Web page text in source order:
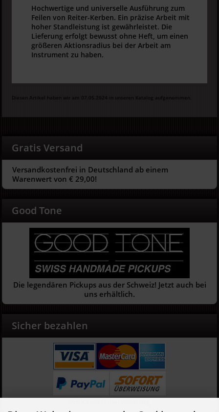
Hochwertige und universelle Ausführung zum
Feilen von Reiter-Kerben. Ein präzise Arbeit mit
hoher Standleistung ist gewährleistet. Die
Lieferung erfolgt bewusst ohne Heft, um einen
größeren Aktionsradius bei der Arbeit am
Instrument zu haben.
Diesen Artikel haben wir am 07.05.2024 in unseren Katalog aufgenommen.
Gratis Versand
Versandkostenfrei in Deutschland ab einem
Warenwert von € 29,00!
Good Tone
Die legendären Pickups aus der Schweiz! Jetzt auch bei
uns erhältlich.
Sicher bezahlen